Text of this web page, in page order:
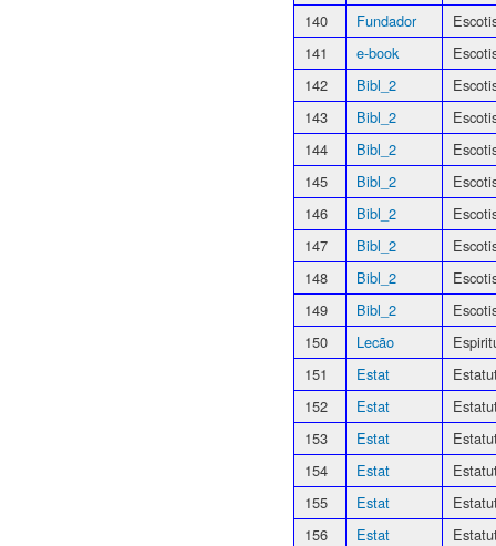
140
Fundador
141
e-book
142
Bibl_2
143
Bibl_2
144
Bibl_2
145
Bibl_2
146
Bibl_2
147
Bibl_2
148
Bibl_2
149
Bibl_2
150
Lecão
151
Estat
152
Estat
153
Estat
154
Estat
155
Estat
156
Estat